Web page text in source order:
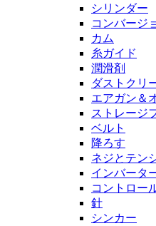
シリンダー
コンバージ
カム
糸ガイド
潤滑剤
ダストクリ
エアガン＆
ストレージ
ベルト
降ろす
ネジとテン
インバータ
コントロー
針
シンカー